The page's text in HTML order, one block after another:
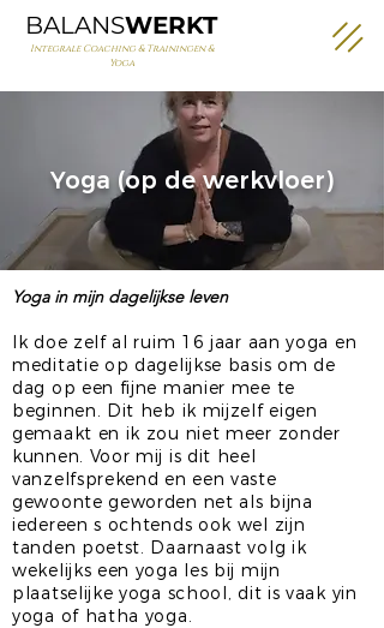
BALANSWERKT
Integrale Coaching & Trainingen &
Yoga
Yoga (op de werkvloer)
Yoga in mijn dagelijkse leven
Ik doe zelf al ruim 16 jaar aan yoga en
meditatie op dagelijkse basis om de
dag op een fijne manier mee te
beginnen. Dit heb ik mijzelf eigen
gemaakt en ik zou niet meer zonder
kunnen. Voor mij is dit heel
vanzelfsprekend en een vaste
gewoonte geworden net als bijna
iedereen s ochtends ook wel zijn
tanden poetst. Daarnaast volg ik
wekelijks een yoga les bij mijn
plaatselijke yoga school, dit is vaak yin
yoga of hatha yoga.